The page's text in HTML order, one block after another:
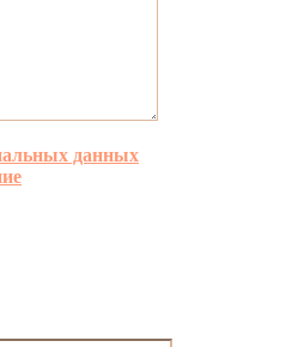
данных